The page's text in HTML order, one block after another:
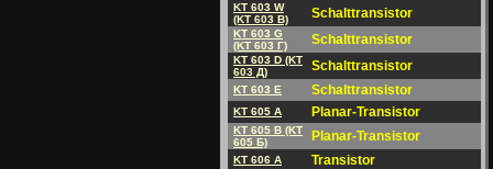
KT 603 W
(KT 603 B)
Schalttransistor
KT 603 G
(KT 603 Г)
Schalttransistor
KT 603 D (KT
603 Д)
Schalttransistor
KT 603 E Schalttransistor
KT 605 A Planar-Transistor
KT 605 B (KT
605 Б)
Planar-Transistor
KT 606 A Transistor